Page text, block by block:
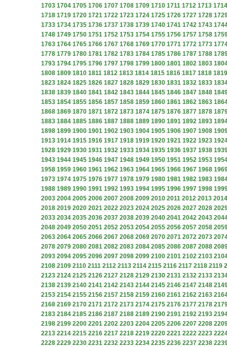
1703 1704 1705 1706 1707 1708 1709 1710 1711 1712 1713 1714
1718 1719 1720 1721 1722 1723 1724 1725 1726 1727 1728
1733 1734 1735 1736 1737 1738 1739 1740 1741 1742 1743
1748 1749 1750 1751 1752 1753 1754 1755 1756 1757 1758
1763 1764 1765 1766 1767 1768 1769 1770 1771 1772 1773
1778 1779 1780 1781 1782 1783 1784 1785 1786 1787 1788
1793 1794 1795 1796 1797 1798 1799 1800 1801 1802 1803
1808 1809 1810 1811 1812 1813 1814 1815 1816 1817 1818 1819
1823 1824 1825 1826 1827 1828 1829 1830 1831 1832 1833
1838 1839 1840 1841 1842 1843 1844 1845 1846 1847 1848
1853 1854 1855 1856 1857 1858 1859 1860 1861 1862 1863
1868 1869 1870 1871 1872 1873 1874 1875 1876 1877 1878
1883 1884 1885 1886 1887 1888 1889 1890 1891 1892 1893
1898 1899 1900 1901 1902 1903 1904 1905 1906 1907 1908
1913 1914 1915 1916 1917 1918 1919 1920 1921 1922 1923
1928 1929 1930 1931 1932 1933 1934 1935 1936 1937 1938
1943 1944 1945 1946 1947 1948 1949 1950 1951 1952 1953
1958 1959 1960 1961 1962 1963 1964 1965 1966 1967 1968
1973 1974 1975 1976 1977 1978 1979 1980 1981 1982 1983
1988 1989 1990 1991 1992 1993 1994 1995 1996 1997 1998
2003 2004 2005 2006 2007 2008 2009 2010 2011 2012 2013 2014
2018 2019 2020 2021 2022 2023 2024 2025 2026 2027 2028
2033 2034 2035 2036 2037 2038 2039 2040 2041 2042 2043
2048 2049 2050 2051 2052 2053 2054 2055 2056 2057 2058
2063 2064 2065 2066 2067 2068 2069 2070 2071 2072 2073
2078 2079 2080 2081 2082 2083 2084 2085 2086 2087 2088
2093 2094 2095 2096 2097 2098 2099 2100 2101 2102 2103
2108 2109 2110 2111 2112 2113 2114 2115 2116 2117 2118 2119
2123 2124 2125 2126 2127 2128 2129 2130 2131 2132 2133
2138 2139 2140 2141 2142 2143 2144 2145 2146 2147 2148
2153 2154 2155 2156 2157 2158 2159 2160 2161 2162 2163
2168 2169 2170 2171 2172 2173 2174 2175 2176 2177 2178
2183 2184 2185 2186 2187 2188 2189 2190 2191 2192 2193
2198 2199 2200 2201 2202 2203 2204 2205 2206 2207 2208
2213 2214 2215 2216 2217 2218 2219 2220 2221 2222 2223
2228 2229 2230 2231 2232 2233 2234 2235 2236 2237 2238